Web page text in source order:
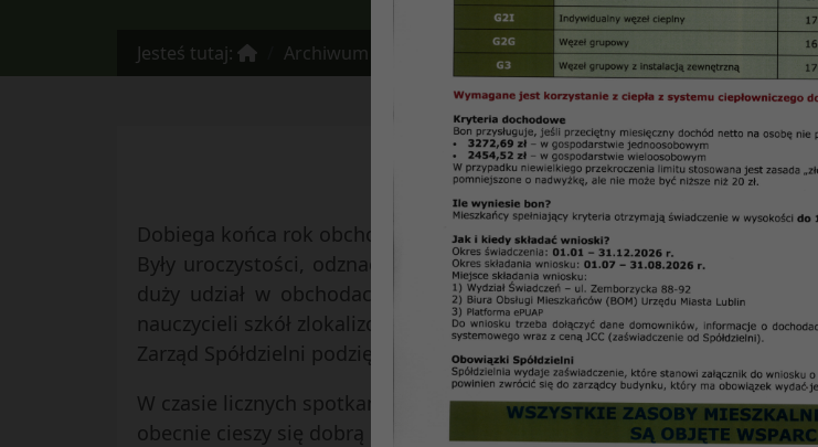
Jesteś tutaj: Archiwum NR. 17 – październik 2004 -Do następnego
DO NASTĘPNEGO
Dobiega końca rok obchodów Jubileuszu 25-lecia SM „Czuby”.
Były uroczystości, odznaczenia, dyplomy, festyny, spotkania z
duży udział w obchodach jubileuszu dzieci i młodzieży
nauczycieli szkół zlokalizowanych w osiedlach mieszkaniowych
Zarząd Spółdzielni podziękował wręczając im listy gratulacyjne.
W czasie licznych spotkań z mieszkańcami dokonano oceny 25- letniej
obecnie cieszy się dobrą opinią wśród władz wojewódzkich, miejskich,